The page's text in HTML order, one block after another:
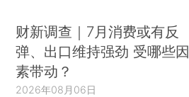
财新调查｜7月消费或有反
弹、出口维持强劲 受哪些因
素带动？
2026年08月06日